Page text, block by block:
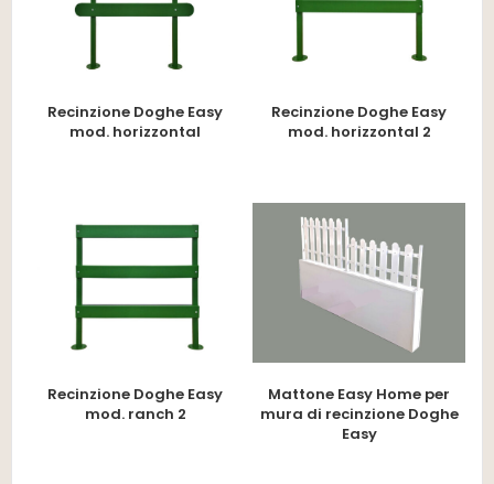
Recinzione Doghe Easy
mod. horizzontal
Recinzione Doghe Easy
mod. horizzontal 2
Recinzione Doghe Easy
mod. ranch 2
Mattone Easy Home per
mura di recinzione Doghe
Easy